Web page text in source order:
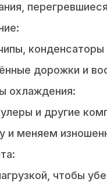
дорожки и
охлаждения:
и другие
и меняем
чтобы